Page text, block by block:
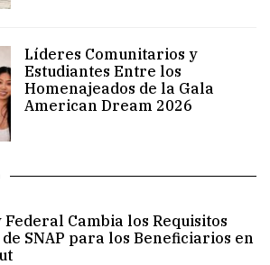
Líderes Comunitarios y
Estudiantes Entre los
Homenajeados de la Gala
American Dream 2026
Federal Cambia los Requisitos
SNAP para los Beneficiarios en